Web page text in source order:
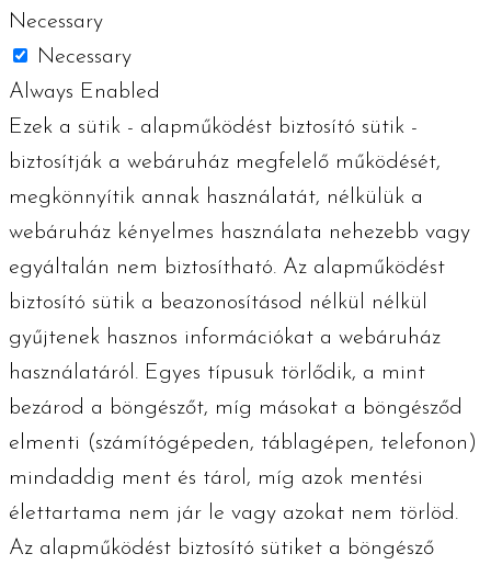
Necessary
Necessary
Always Enabled
Ezek a sütik - alapműködést biztosító sütik -
biztosítják a webáruház megfelelő működését,
megkönnyítik annak használatát, nélkülük a
webáruház kényelmes használata nehezebb vagy
egyáltalán nem biztosítható. Az alapműködést
biztosító sütik a beazonosításod nélkül nélkül
gyűjtenek hasznos információkat a webáruház
használatáról. Egyes típusuk törlődik, a mint
bezárod a böngészőt, míg másokat a böngésződ
elmenti (számítógépeden, táblagépen, telefonon)
mindaddig ment és tárol, míg azok mentési
élettartama nem jár le vagy azokat nem törlöd.
Az alapműködést biztosító sütiket a böngésző